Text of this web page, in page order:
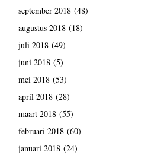
september 2018(48)
augustus 2018(18)
juli 2018(49)
juni 2018(5)
mei 2018(53)
april 2018(28)
maart 2018(55)
februari 2018(60)
januari 2018(24)